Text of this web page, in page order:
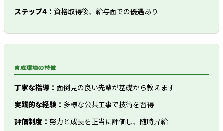
ステップ4： 資格取得後、給与面での優遇あり
育成環境の特徴
丁寧な指導： 面倒見の良い先輩が基礎から教えます
実践的な経験： 多様な公共工事で技術を習得
評価制度： 努力と成長を正当に評価し、随時昇給